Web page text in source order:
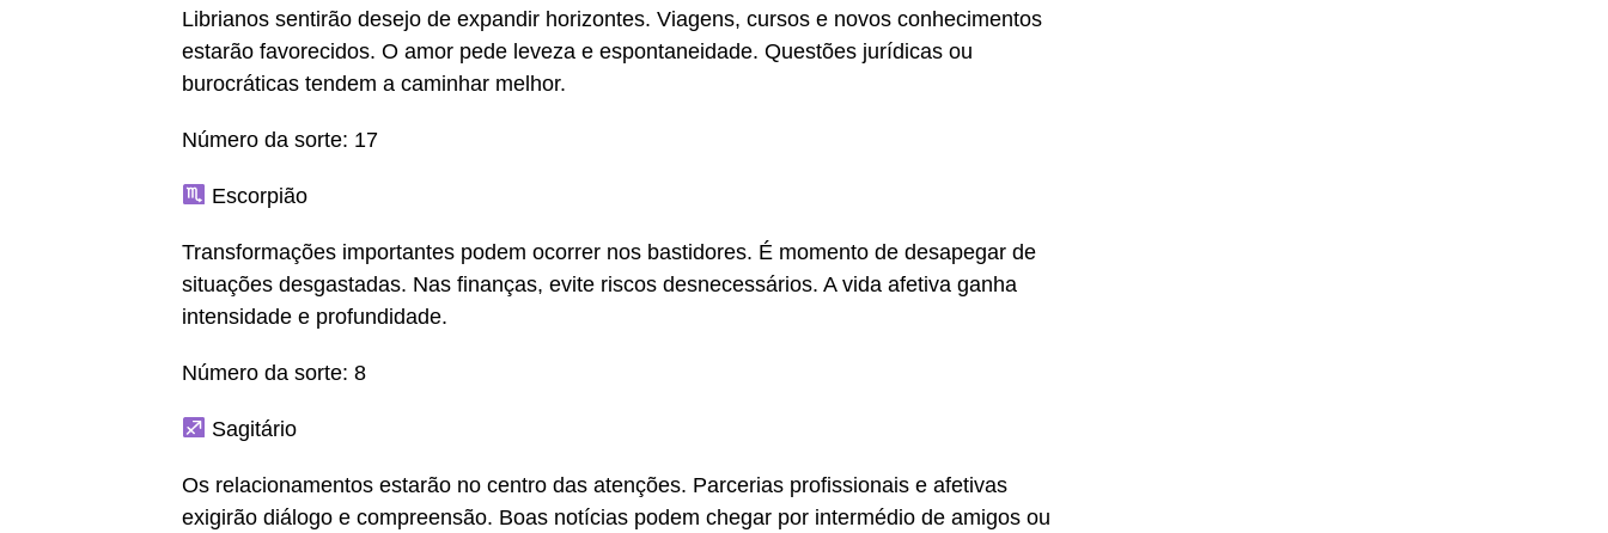
Librianos sentirão desejo de expandir horizontes. Viagens, cursos e novos conhecimentos
estarão favorecidos. O amor pede leveza e espontaneidade. Questões jurídicas ou
burocráticas tendem a caminhar melhor.
Número da sorte: 17
Escorpião
Transformações importantes podem ocorrer nos bastidores. É momento de desapegar de
situações desgastadas. Nas finanças, evite riscos desnecessários. A vida afetiva ganha
intensidade e profundidade.
Número da sorte: 8
Sagitário
Os relacionamentos estarão no centro das atenções. Parcerias profissionais e afetivas
exigirão diálogo e compreensão. Boas notícias podem chegar por intermédio de amigos ou